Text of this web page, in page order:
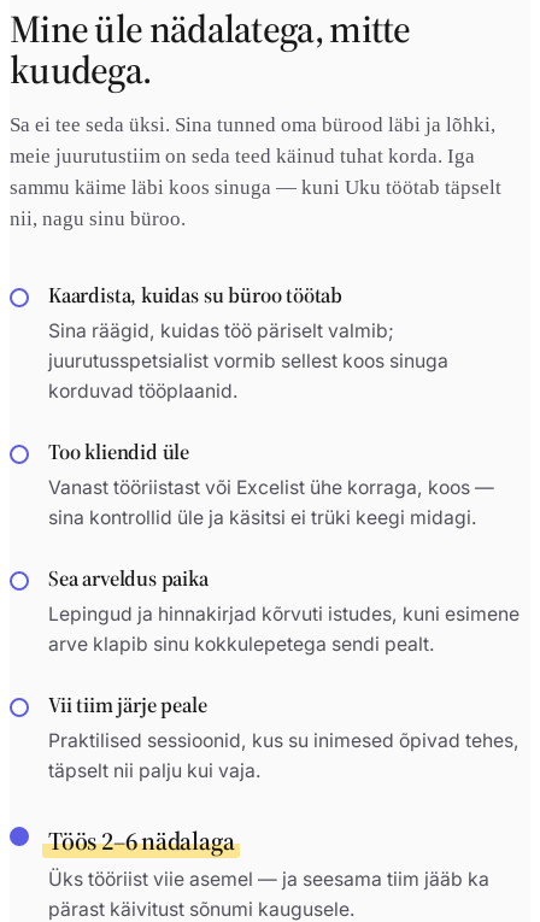
Mine üle nädalatega, mitte
kuudega.
Sa ei tee seda üksi. Sina tunned oma bürood läbi ja lõhki,
meie juurutustiim on seda teed käinud tuhat korda. Iga
sammu käime läbi koos sinuga — kuni Uku töötab täpselt
nii, nagu sinu büroo.
Kaardista, kuidas su büroo töötab
Sina räägid, kuidas töö päriselt valmib;
juurutusspetsialist vormib sellest koos sinuga
korduvad tööplaanid.
Too kliendid üle
Vanast tööriistast või Excelist ühe korraga, koos —
sina kontrollid üle ja käsitsi ei trüki keegi midagi.
Sea arveldus paika
Lepingud ja hinnakirjad kõrvuti istudes, kuni esimene
arve klapib sinu kokkulepetega sendi pealt.
Vii tiim järje peale
Praktilised sessioonid, kus su inimesed õpivad tehes,
täpselt nii palju kui vaja.
Töös 2–6 nädalaga
Üks tööriist viie asemel — ja seesama tiim jääb ka
pärast käivitust sõnumi kaugusele.